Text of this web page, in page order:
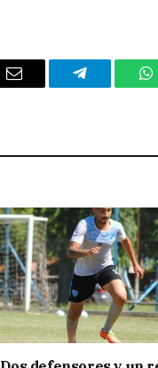
Email Telegram